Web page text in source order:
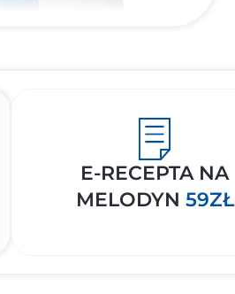
E-RECEPTA NA
MELODYN 59ZŁ